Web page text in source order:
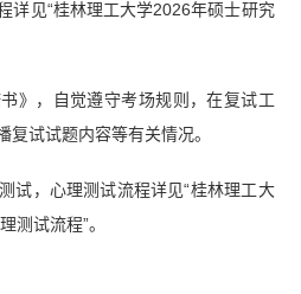
详见“桂林理工大学2026年硕士研究
》，自觉遵守考场规则，在复试工
试试题内容等有关情况。
试，心理测试流程详见“桂林理工大
测试流程”。